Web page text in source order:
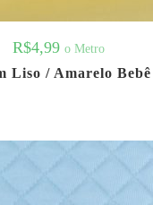
R$4,99 o Metro
Liso / Amarelo Bebê